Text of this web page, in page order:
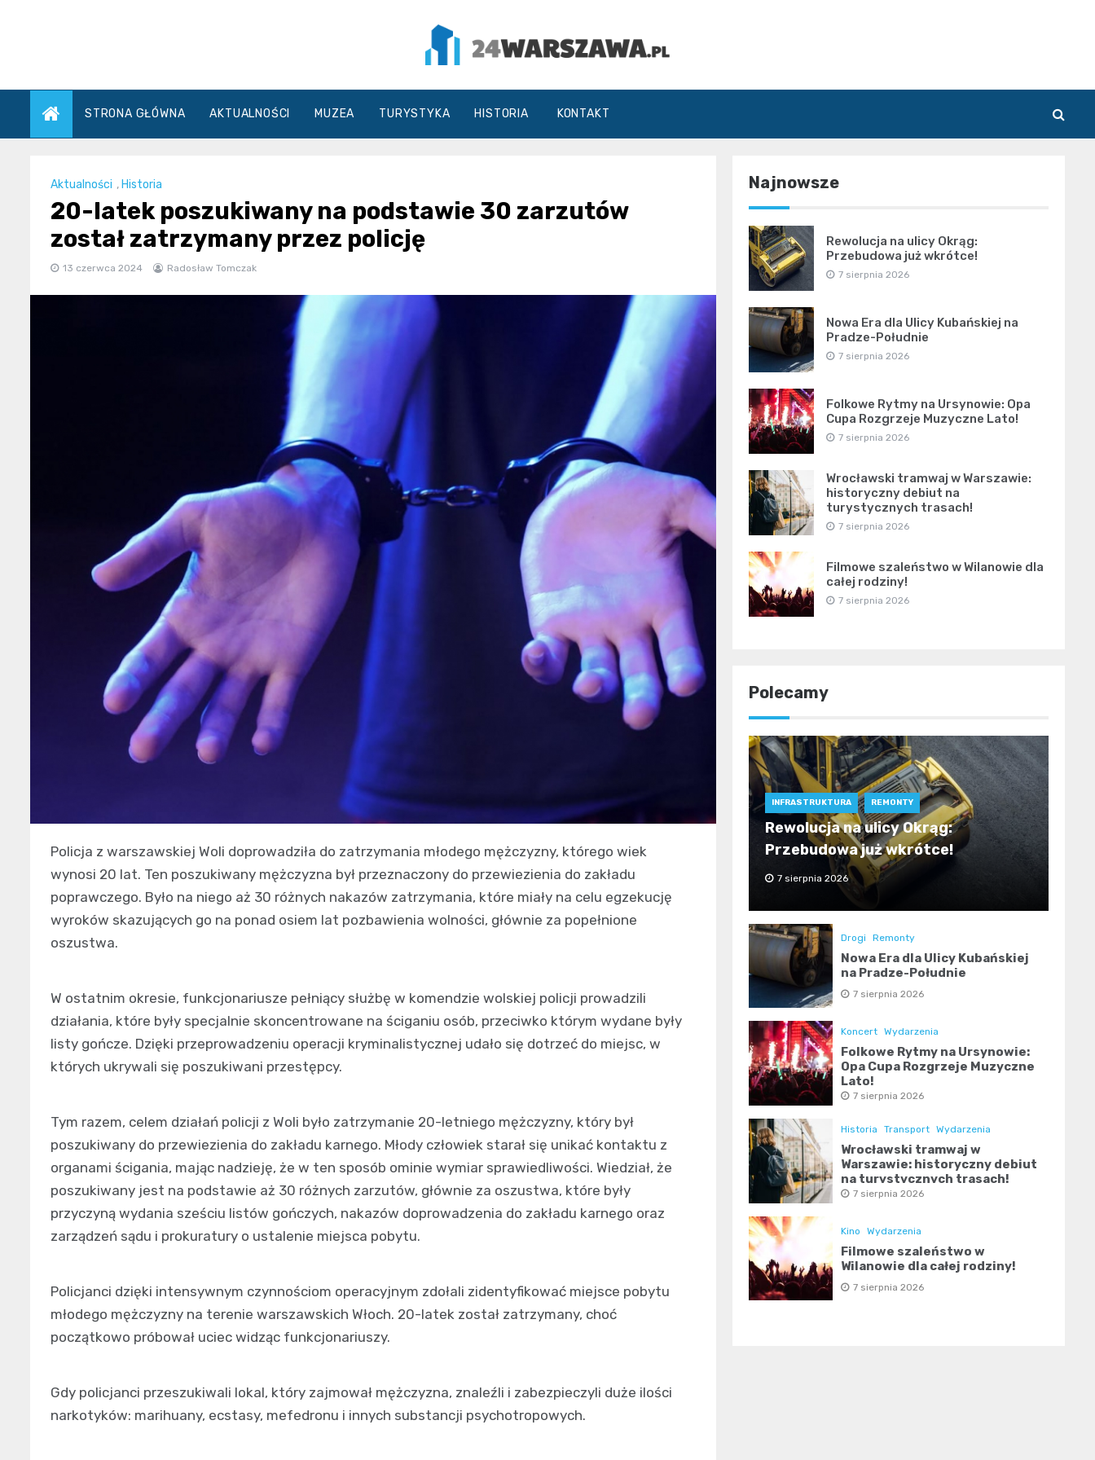
24Warszawa.pl
STRONA GŁÓWNA AKTUALNOŚCI MUZEA TURYSTYKA HISTORIA KONTAKT
Aktualności , Historia
20-latek poszukiwany na podstawie 30 zarzutów
został zatrzymany przez policję
13 czerwca 2024 Radosław Tomczak
Policja z warszawskiej Woli doprowadziła do zatrzymania młodego mężczyzny, którego wiek
wynosi 20 lat. Ten poszukiwany mężczyzna był przeznaczony do przewiezienia do zakładu
poprawczego. Było na niego aż 30 różnych nakazów zatrzymania, które miały na celu egzekucję
wyroków skazujących go na ponad osiem lat pozbawienia wolności, głównie za popełnione
oszustwa.
W ostatnim okresie, funkcjonariusze pełniący służbę w komendzie wolskiej policji prowadzili
działania, które były specjalnie skoncentrowane na ściganiu osób, przeciwko którym wydane były
listy gończe. Dzięki przeprowadzeniu operacji kryminalistycznej udało się dotrzeć do miejsc, w
których ukrywali się poszukiwani przestępcy.
Tym razem, celem działań policji z Woli było zatrzymanie 20-letniego mężczyzny, który był
poszukiwany do przewiezienia do zakładu karnego. Młody człowiek starał się unikać kontaktu z
organami ścigania, mając nadzieję, że w ten sposób ominie wymiar sprawiedliwości. Wiedział, że
poszukiwany jest na podstawie aż 30 różnych zarzutów, głównie za oszustwa, które były
przyczyną wydania sześciu listów gończych, nakazów doprowadzenia do zakładu karnego oraz
zarządzeń sądu i prokuratury o ustalenie miejsca pobytu.
Policjanci dzięki intensywnym czynnościom operacyjnym zdołali zidentyfikować miejsce pobytu
młodego mężczyzny na terenie warszawskich Włoch. 20-latek został zatrzymany, choć
początkowo próbował uciec widząc funkcjonariuszy.
Gdy policjanci przeszukiwali lokal, który zajmował mężczyzna, znaleźli i zabezpieczyli duże ilości
narkotyków: marihuany, ecstasy, mefedronu i innych substancji psychotropowych.
Najnowsze
Rewolucja na ulicy Okrąg:
Przebudowa już wkrótce!
7 sierpnia 2026
Nowa Era dla Ulicy Kubańskiej na
Pradze-Południe
7 sierpnia 2026
Folkowe Rytmy na Ursynowie: Opa
Cupa Rozgrzeje Muzyczne Lato!
7 sierpnia 2026
Wrocławski tramwaj w Warszawie:
historyczny debiut na
turystycznych trasach!
7 sierpnia 2026
Filmowe szaleństwo w Wilanowie dla
całej rodziny!
7 sierpnia 2026
Polecamy
INFRASTRUKTURA REMONTY
Rewolucja na ulicy Okrąg:
Przebudowa już wkrótce!
7 sierpnia 2026
Drogi Remonty
Nowa Era dla Ulicy Kubańskiej
na Pradze-Południe
7 sierpnia 2026
Koncert Wydarzenia
Folkowe Rytmy na Ursynowie:
Opa Cupa Rozgrzeje Muzyczne
Lato!
7 sierpnia 2026
Historia Transport Wydarzenia
Wrocławski tramwaj w
Warszawie: historyczny debiut
na turystycznych trasach!
7 sierpnia 2026
Kino Wydarzenia
Filmowe szaleństwo w
Wilanowie dla całej rodziny!
7 sierpnia 2026